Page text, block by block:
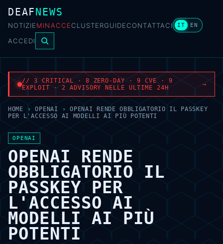
DEAFNEWS
NOTIZIEMINACCECLUSTERGUIDECONTATTACI IT EN
ACCEDI
// 3 CRITICAL · 8 ZERO-DAY · 9 CVE · 9
EXPLOIT · 2 ADVISORY NELLE ULTIME 24H
→
HOME › OPENAI ›
OPENAI RENDE OBBLIGATORIO IL PASSKEY
PER L'ACCESSO AI MODELLI AI PIÙ POTENTI
OPENAI
OPENAI RENDE
OBBLIGATORIO IL
PASSKEY PER
L'ACCESSO AI
MODELLI AI PIÙ
POTENTI